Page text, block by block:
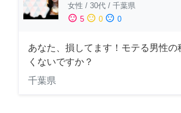
女性 / 30代 / 千葉県
sentiment_satisfied 5 sentiment_neutral 0 sentiment_dissatisfied 0
あなた、損してます！モテる男性の
くないですか？
千葉県